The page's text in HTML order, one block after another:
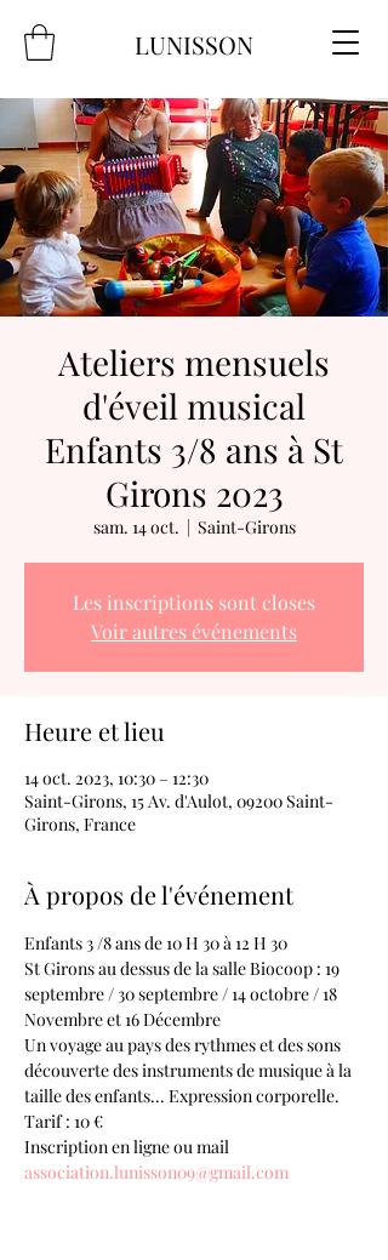
LUNISSON
Ateliers mensuels
d'éveil musical
Enfants 3/8 ans à St
Girons 2023
sam. 14 oct.
  |
Saint-Girons
Les inscriptions sont closes
Voir autres événements
Heure et lieu
14 oct. 2023, 10:30 – 12:30
Saint-Girons, 15 Av. d'Aulot, 09200 Saint-
Girons, France
À propos de l'événement
Enfants 3 /8 ans de 10 H 30 à 12 H 30
St Girons au dessus de la salle Biocoop : 19
septembre / 30 septembre / 14 octobre / 18
Novembre et 16 Décembre
Un voyage au pays des rythmes et des sons
découverte des instruments de musique à la
taille des enfants... Expression corporelle.
Tarif : 10 €
Inscription en ligne ou mail
association.lunisson09@gmail.com